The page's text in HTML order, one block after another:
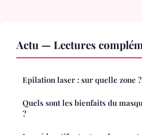
Actu — Lectures
Epilation laser : sur quelle zone
Quels sont les bienfaits du
?